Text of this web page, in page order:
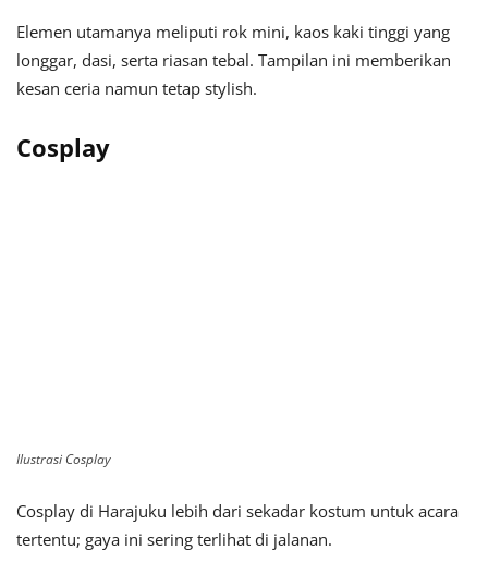
Elemen utamanya meliputi rok mini, kaos kaki tinggi yang
longgar, dasi, serta riasan tebal. Tampilan ini memberikan
kesan ceria namun tetap stylish.
Cosplay
Ilustrasi Cosplay
Cosplay di Harajuku lebih dari sekadar kostum untuk acara
tertentu; gaya ini sering terlihat di jalanan.